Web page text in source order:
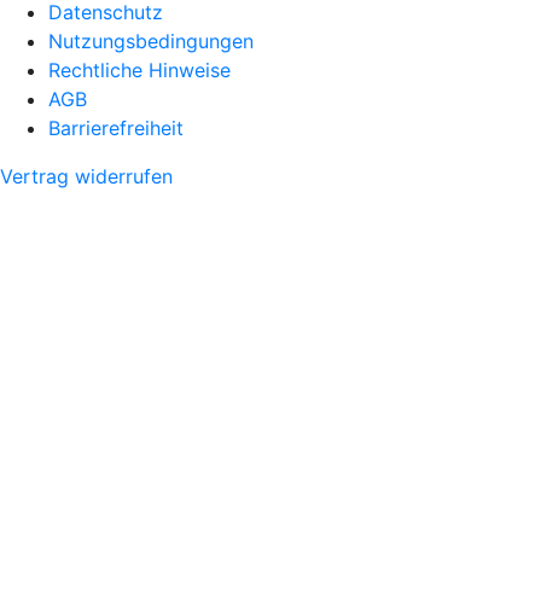
Datenschutz
Nutzungsbedingungen
Rechtliche Hinweise
AGB
Barrierefreiheit
Vertrag widerrufen